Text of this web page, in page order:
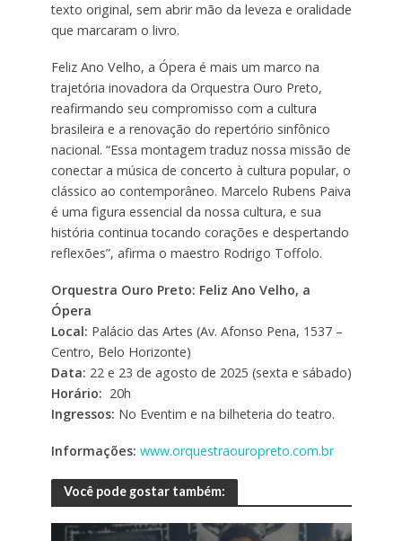
texto original, sem abrir mão da leveza e oralidade
que marcaram o livro.
Feliz Ano Velho, a Ópera é mais um marco na
trajetória inovadora da Orquestra Ouro Preto,
reafirmando seu compromisso com a cultura
brasileira e a renovação do repertório sinfônico
nacional. “Essa montagem traduz nossa missão de
conectar a música de concerto à cultura popular, o
clássico ao contemporâneo. Marcelo Rubens Paiva
é uma figura essencial da nossa cultura, e sua
história continua tocando corações e despertando
reflexões”, afirma o maestro Rodrigo Toffolo.
Orquestra Ouro Preto: Feliz Ano Velho, a
Ópera
Local: Palácio das Artes (Av. Afonso Pena, 1537 –
Centro, Belo Horizonte)
Data: 22 e 23 de agosto de 2025 (sexta e sábado)
Horário: 20h
Ingressos: No Eventim e na bilheteria do teatro.
Informações: www.orquestraouropreto.com.br
Você pode gostar também: